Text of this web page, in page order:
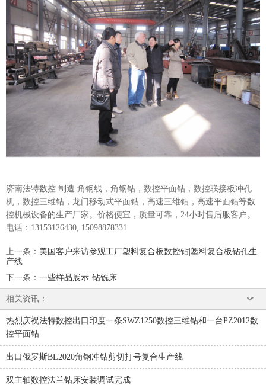
济南法特数控 制造 角钢线，角钢钻，数控平面钻，数控联接板冲孔
机，数控三维钻，龙门移动式平面钻，高速三维钻，高速平面钻等数
控机械设备的生产厂家。价格便宜，质量可靠，24小时售后服客户。
电话：13153126430, 15098878331
上一条 ： 美国客户来访参观工厂塑料复合板数控钻|塑料复合板钻孔生
产线
下一条 ： 一些样品展示-钻铣床
相关资讯：
热烈庆祝法特数控出口印度一条SWZ1250数控三维钻和一台PZ2012数
控平面钻
出口俄罗斯BL2020角钢冲钻剪切打号复合生产线
双主轴数控法兰钻床安装调试完成